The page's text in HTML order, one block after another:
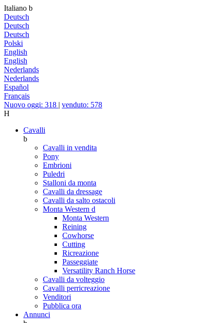
Italiano b
Deutsch
Deutsch
Deutsch
Polski
English
English
Nederlands
Nederlands
Español
Français
Nuovo oggi: 318 | venduto: 578
H
Cavalli
b
Cavalli in vendita
Pony
Embrioni
Puledri
Stalloni da monta
Cavalli da dressage
Cavalli da salto ostacoli
Monta Western d
Monta Western
Reining
Cowhorse
Cutting
Ricreazione
Passeggiate
Versatility Ranch Horse
Cavalli da volteggio
Cavalli perricreazione
Venditori
Pubblica ora
Annunci